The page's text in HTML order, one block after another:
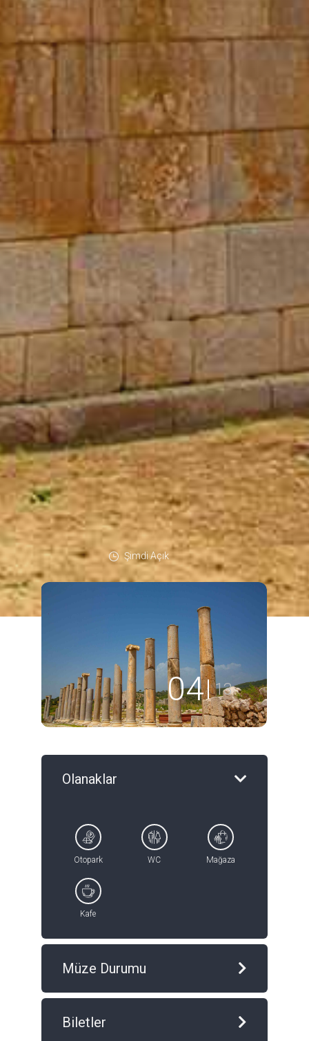
Şimdi Açık
05 13
Olanaklar
Otopark WC Mağaza
Kafe
Müze Durumu
Biletler